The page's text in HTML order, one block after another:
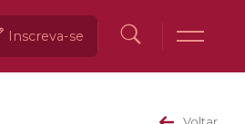
Inscreva-se
Voltar